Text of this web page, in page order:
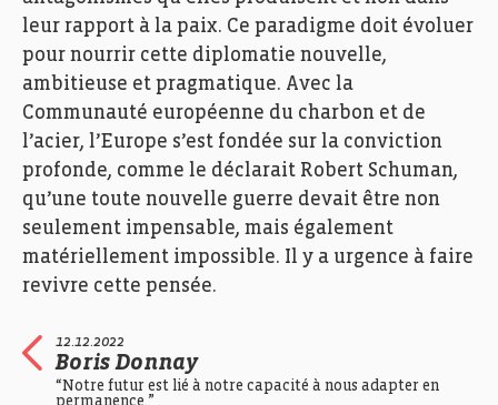
leur rapport à la paix. Ce paradigme doit évoluer
pour nourrir cette diplomatie nouvelle,
ambitieuse et pragmatique. Avec la
Communauté européenne du charbon et de
l’acier, l’Europe s’est fondée sur la conviction
profonde, comme le déclarait Robert Schuman,
qu’une toute nouvelle guerre devait être non
seulement impensable, mais également
matériellement impossible. Il y a urgence à faire
revivre cette pensée.
12.12.2022
Boris Donnay
“Notre futur est lié à notre capacité à nous adapter en
permanence.”